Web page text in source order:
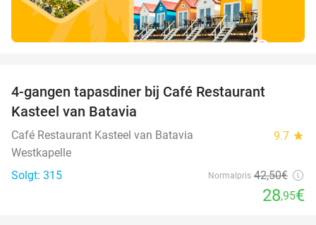
4-gangen tapasdiner bij Café Restaurant
Kasteel van Batavia
Café Restaurant Kasteel van Batavia 9.7 star
Westkapelle
Solgt: 315
Normalpris 42,50€
28,95€